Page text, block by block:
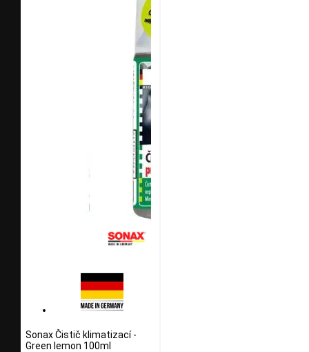
Sonax Čistič klimatizací -
Green lemon 100ml